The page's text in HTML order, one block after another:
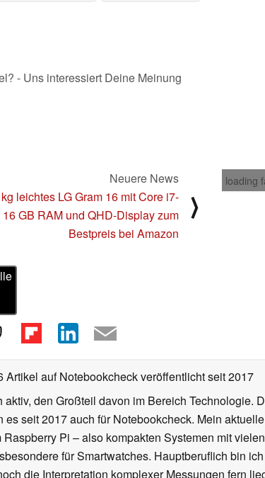
- Uns interessiert Deine Meinung
loading
Neuere News
leichtes LG Gram 16 mit Core i7-
16 GB RAM und QHD-Display zum
Bestpreis bei Amazon
⟩
Artikel auf Notebookcheck veröffentlichtseit 2017
den Großteil davon im Bereich Technologie.
seit 2017 auch für Notebookcheck. Mein
Pi – also kompakten Systemen mit
für Smartwatches. Hauptberuflich bin
die Interpretation komplexer Messungen fern